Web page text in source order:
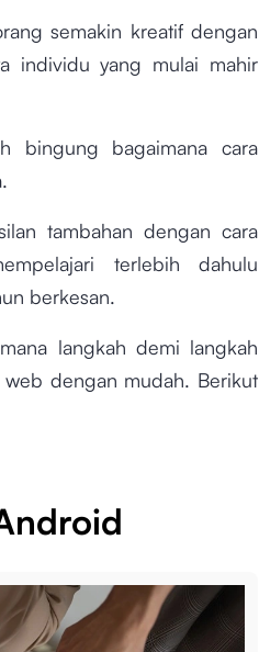
semakin kreatif dengan
individu yang mulai mahir
bingung bagaimana cara
tambahan dengan cara
terlebih dahulu
berkesan.
langkah demi langkah
dengan mudah. Berikut